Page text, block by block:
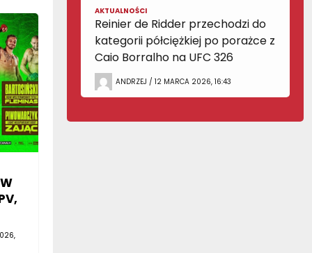
AKTUALNOŚCI
Reinier de Ridder przechodzi do
kategorii półciężkiej po porażce z
Caio Borralho na UFC 326
ANDRZEJ / 12 MARCA 2026, 16:43